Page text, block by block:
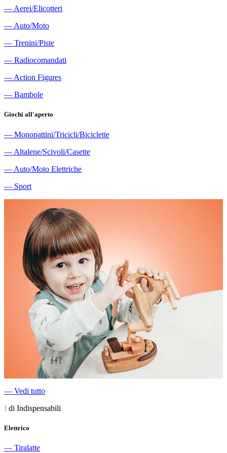
― Aerei/Elicotteri
― Auto/Moto
― Trenini/Piste
― Radiocomandati
― Action Figures
― Bambole
Giochi all'aperto
― Monopattini/Tricicli/Biciclette
― Altalene/Scivoli/Casette
― Auto/Moto Elettriche
― Sport
― Vedi tutto
I di Indispensabili
Elettrico
― Tiralatte